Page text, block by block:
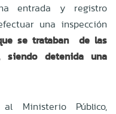
entrada y registro
una inspección
se trataban de las
siendo detenida una
Ministerio Público,